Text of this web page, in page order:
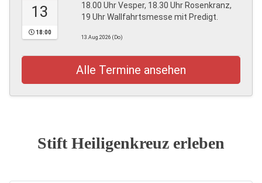
13
18:00
18.00 Uhr Vesper, 18.30 Uhr Rosenkranz,
19 Uhr Wallfahrtsmesse mit Predigt.
13.Aug.2026 (Do)
Alle Termine ansehen
Stift Heiligenkreuz erleben